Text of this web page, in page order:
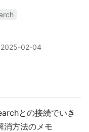
2025-02-04
との接続でいき
消方法のメモ